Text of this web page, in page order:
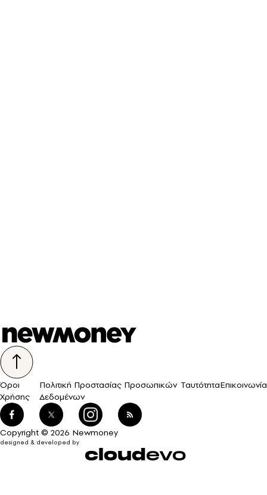
Όροι
Χρήσης
Πολιτική Προστασίας Προσωπικών
Δεδομένων
ΤαυτότηταΕπικοινωνία
Copyright © 2026 Newmoney
designed & developed by